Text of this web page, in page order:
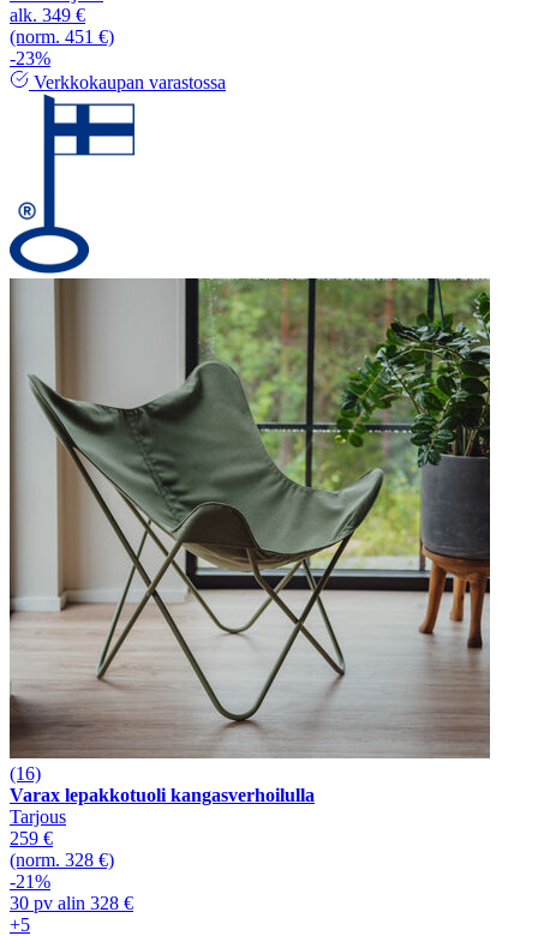
alk. 349 €
(norm. 451 €)
-23%
Verkkokaupan varastossa
(16)
Varax lepakkotuoli kangasverhoilulla
Tarjous
259 €
(norm. 328 €)
-21%
30 pv alin 328 €
+5